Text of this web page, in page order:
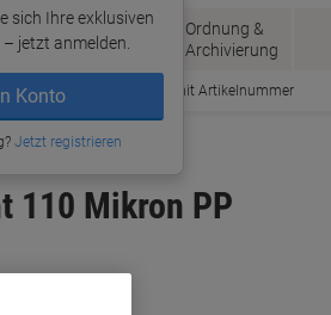
sich Ihre exklusiven
jetzt anmelden.
Konto
Jetzt registrieren
Bürobedarf
Ordnung &
Archivierung
Bestellen mit Artikelnummer
110 Mikron PP